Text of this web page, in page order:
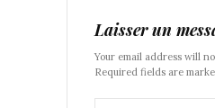
Laisser un
Your email address will
Required fields are